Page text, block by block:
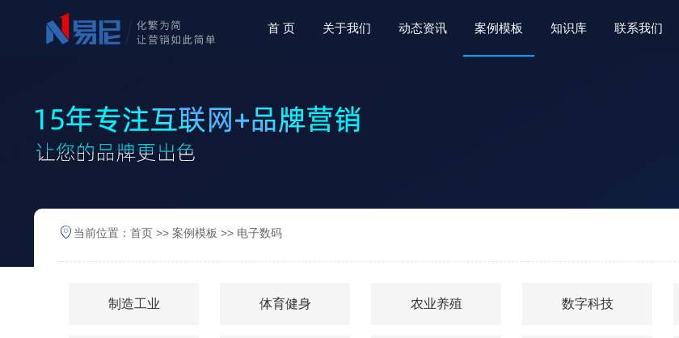
首 页 关于我们 动态资讯 案例模板 知识库 联系我们
当前位置： 首页 >> 案例模板 >> 电子数码
制造工业 体育健身 农业养殖 数字科技